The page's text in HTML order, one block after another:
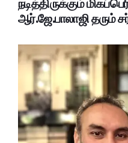
நடித்திருக்கும்
ஆர்.ஜே.பாலாஜி தரும்